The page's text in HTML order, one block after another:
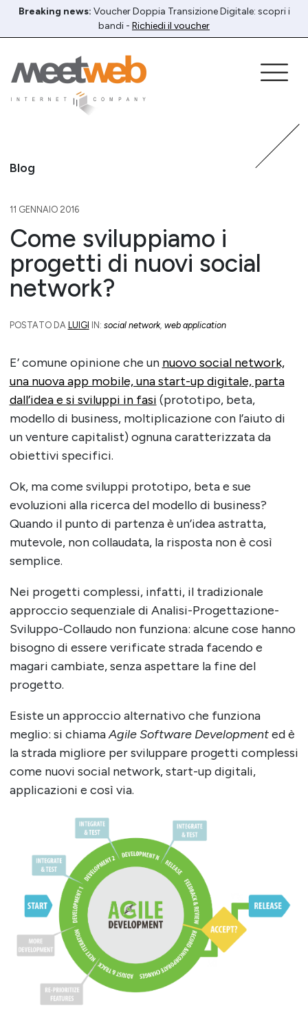
Breaking news: Voucher Doppia Transizione Digitale: scopri i
bandi - Richiedi il voucher
Blog
11 GENNAIO 2016
Come sviluppiamo i
progetti di nuovi social
network?
POSTATO DA LUIGI IN: social network, web application
E’ comune opinione che un nuovo social network,
una nuova app mobile, una start-up digitale, parta
dall’idea e si sviluppi in fasi (prototipo, beta,
modello di business, moltiplicazione con l’aiuto di
un venture capitalist) ognuna caratterizzata da
obiettivi specifici.
Ok, ma come sviluppi prototipo, beta e sue
evoluzioni alla ricerca del modello di business?
Quando il punto di partenza è un’idea astratta,
mutevole, non collaudata, la risposta non è così
semplice.
Nei progetti complessi, infatti, il tradizionale
approccio sequenziale di Analisi-Progettazione-
Sviluppo-Collaudo non funziona: alcune cose hanno
bisogno di essere verificate strada facendo e
magari cambiate, senza aspettare la fine del
progetto.
Esiste un approccio alternativo che funziona
meglio: si chiamaAgile Software Developmented è
la strada migliore per sviluppare progetti complessi
come nuovi social network, start-up digitali,
applicazioni e così via.